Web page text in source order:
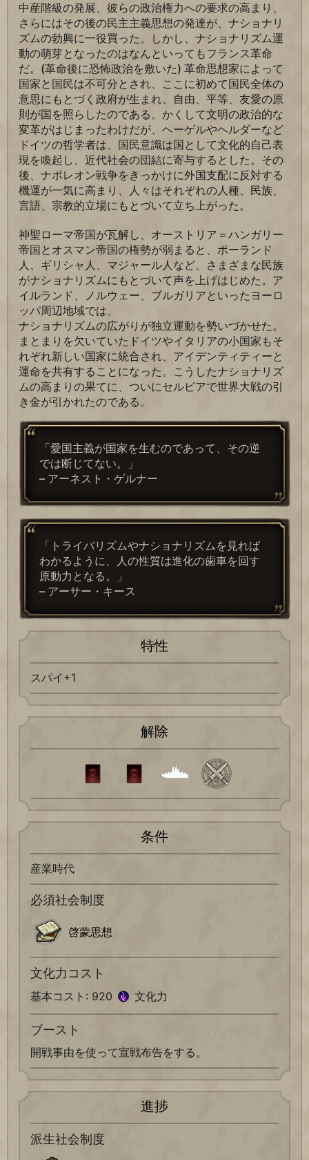
中産階級の発展、彼らの政治権力への要求の高まり、
さらにはその後の民主主義思想の発達が、ナショナリ
ズムの勃興に一役買った。しかし、ナショナリズム運
動の萌芽となったのはなんといってもフランス革命
だ。(革命後に恐怖政治を敷いた) 革命思想家によって
国家と国民は不可分とされ、ここに初めて国民全体の
意思にもとづく政府が生まれ、自由、平等、友愛の原
則が国を照らしたのである。かくして文明の政治的な
変革がはじまったわけだが、ヘーゲルやヘルダーなど
ドイツの哲学者は、国民意識は国として文化的自己表
現を喚起し、近代社会の団結に寄与するとした。その
後、ナポレオン戦争をきっかけに外国支配に反対する
機運が一気に高まり、人々はそれぞれの人種、民族、
言語、宗教的立場にもとづいて立ち上がった。
神聖ローマ帝国が瓦解し、オーストリア＝ハンガリー
帝国とオスマン帝国の権勢が弱まると、ポーランド
人、ギリシャ人、マジャール人など、さまざまな民族
がナショナリズムにもとづいて声を上げはじめた。ア
イルランド、ノルウェー、ブルガリアといったヨーロ
ッパ周辺地域では、
ナショナリズムの広がりが独立運動を勢いづかせた。
まとまりを欠いていたドイツやイタリアの小国家もそ
れぞれ新しい国家に統合され、アイデンティティーと
運命を共有することになった。こうしたナショナリズ
ムの高まりの果てに、ついにセルビアで世界大戦の引
き金が引かれたのである。
「愛国主義が国家を生むのであって、その逆
では断じてない。」
– アーネスト・ゲルナー
「トライバリズムやナショナリズムを見れば
わかるように、人の性質は進化の歯車を回す
原動力となる。」
– アーサー・キース
特性
スパイ+1
解除
条件
産業時代
必須社会制度
啓蒙思想
文化力コスト
基本コスト: 920 文化力
ブースト
開戦事由を使って宣戦布告をする。
進捗
派生社会制度